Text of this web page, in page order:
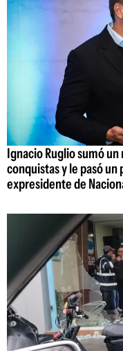
Ignacio Ruglio sumó
conquistas y le pasó un
expresidente de